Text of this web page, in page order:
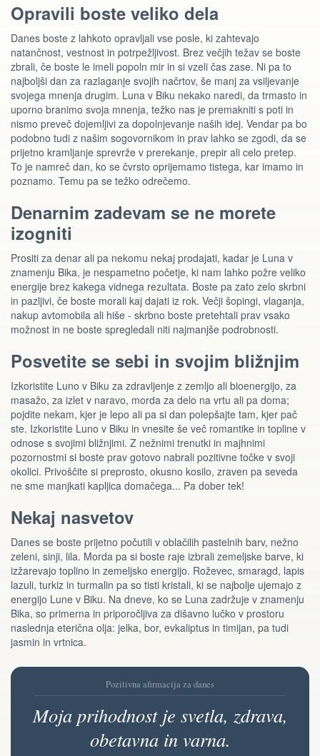
Opravili boste veliko dela
Danes boste z lahkoto opravljali vse posle, ki zahtevajo
natančnost, vestnost in potrpežljivost. Brez večjih težav se boste
zbrali, če boste le imeli popoln mir in si vzeli čas zase. Ni pa to
najboljši dan za razlaganje svojih načrtov, še manj za vsiljevanje
svojega mnenja drugim. Luna v Biku nekako naredi, da trmasto in
uporno branimo svoja mnenja, težko nas je premakniti s poti in
nismo preveč dojemljivi za dopolnjevanje naših idej. Vendar pa bo
podobno tudi z našim sogovornikom in prav lahko se zgodi, da se
prijetno kramljanje sprevrže v prerekanje, prepir ali celo pretep.
To je namreč dan, ko se čvrsto oprijemamo tistega, kar imamo in
poznamo. Temu pa se težko odrečemo.
Denarnim zadevam se ne morete
izogniti
Prositi za denar ali pa nekomu nekaj prodajati, kadar je Luna v
znamenju Bika, je nespametno početje, ki nam lahko požre veliko
energije brez kakega vidnega rezultata. Boste pa zato zelo skrbni
in pazljivi, če boste morali kaj dajati iz rok. Večji šopingi, vlaganja,
nakup avtomobila ali hiše - skrbno boste pretehtali prav vsako
možnost in ne boste spregledali niti najmanjše podrobnosti.
Posvetite se sebi in svojim bližnjim
Izkoristite Luno v Biku za zdravljenje z zemljo ali bioenergijo, za
masažo, za izlet v naravo, morda za delo na vrtu ali pa doma;
pojdite nekam, kjer je lepo ali pa si dan polepšajte tam, kjer pač
ste. Izkoristite Luno v Biku in vnesite še več romantike in topline v
odnose s svojimi bližnjimi. Z nežnimi trenutki in majhnimi
pozornostmi si boste prav gotovo nabrali pozitivne točke v svoji
okolici. Privoščite si preprosto, okusno kosilo, zraven pa seveda
ne sme manjkati kapljica domačega... Pa dober tek!
Nekaj nasvetov
Danes se boste prijetno počutili v oblačilih pastelnih barv, nežno
zeleni, sinji, lila. Morda pa si boste raje izbrali zemeljske barve, ki
izžarevajo toplino in zemeljsko energijo. Roževec, smaragd, lapis
lazuli, turkiz in turmalin pa so tisti kristali, ki se najbolje ujemajo z
energijo Lune v Biku. Na dneve, ko se Luna zadržuje v znamenju
Bika, so primerna in priporočljiva za dišavno lučko v prostoru
naslednja eterična olja: jelka, bor, evkaliptus in timijan, pa tudi
jasmin in vrtnica.
Pozitivna afirmacija za danes
Moja prihodnost je svetla, zdrava,
obetavna in varna.